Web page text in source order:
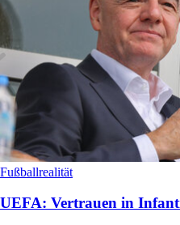
Fußballrealität
UEFA: Vertrauen in